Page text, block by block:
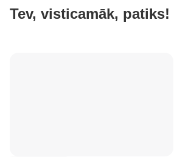
Tev, visticamāk, patiks!